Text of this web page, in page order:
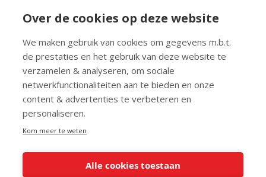
Over de cookies op deze website
We maken gebruik van cookies om gegevens m.b.t.
de prestaties en het gebruik van deze website te
verzamelen & analyseren, om sociale
netwerkfunctionaliteiten aan te bieden en onze
content & advertenties te verbeteren en
personaliseren.
Kom meer te weten
Alle cookies toestaan
Bibliotheek
Info en service
FAQ
Doneren
Privacy
Voorwaarden
Meedoen
© 2026 Maurice.nl - Alle rechten voorbehouden. Op alle artikelen rust